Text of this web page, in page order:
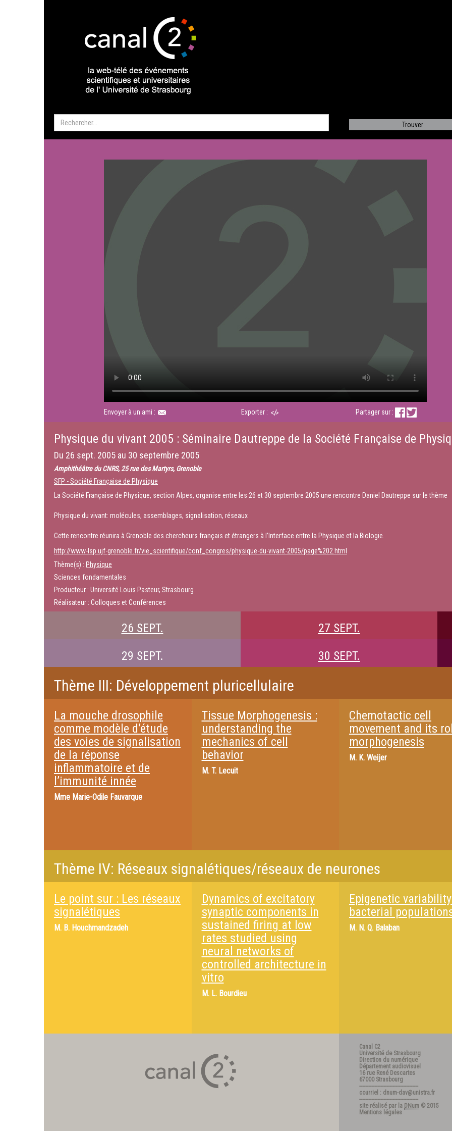
Envoyer à un ami : Exporter : Partager sur :
Physique du vivant 2005 : Séminaire Dautreppe de la Société Française de
Du 26 sept. 2005 au 30 septembre 2005
Amphithéâtre du CNRS, 25 rue des Martyrs, Grenoble
SFP - Société Française de Physique
La Société Française de Physique, section Alpes, organise entre les 26 et 30 septembre 2005 une rencontre Daniel Dautreppe sur le thème
Physique du vivant: molécules, assemblages, signalisation, réseaux
Cette rencontre réunira à Grenoble des chercheurs français et étrangers à l’Interface entre la Physique et la Biologie.
http://www-lsp.ujf-grenoble.fr/vie_scientifique/conf_congres/physique-du-vivant-2005/page%202.html
Thème(s) : Physique
Sciences fondamentales
Producteur : Université Louis Pasteur, Strasbourg
Réalisateur : Colloques et Conférences
26 SEPT. 27 SEPT.
29 SEPT.
30 SEPT.
Thème III: Développement pluricellulaire
La mouche drosophile
comme modèle d’étude
des voies de signalisation
de la réponse
inflammatoire et de
l’immunité innée
Mme Marie-Odile Fauvarque
Tissue Morphogenesis :
understanding the
mechanics of cell
behavior
M. T. Lecuit
Chemotactic cell
movement and its
morphogenesis
M. K. Weijer
Thème IV: Réseaux signalétiques/réseaux de neurones
Le point sur : Les réseaux
signalétiques
M. B. Houchmandzadeh
Dynamics of excitatory
synaptic components in
sustained firing at low
rates studied using
neural networks of
controlled architecture in
vitro
M. L. Bourdieu
Epigenetic
bacterial
M. N. Q. Balaban
Canal C2
Université de Strasbourg
Direction du numérique
Département audiovisuel
16 rue René Descartes
67000 Strasbourg
---------------------------------------
courriel : dnum-dav@unistra.fr
---------------------------------------
site réalisé par la DNum © 2015
Mentions légales